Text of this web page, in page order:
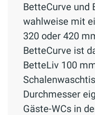
BetteCurve und
wahlweise mit
320 oder 420
BetteCurve ist
BetteLiv 100
Durchmesser
Gäste-WCs in